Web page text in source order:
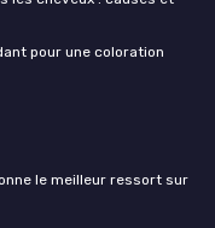
pour une coloration
le meilleur ressort sur